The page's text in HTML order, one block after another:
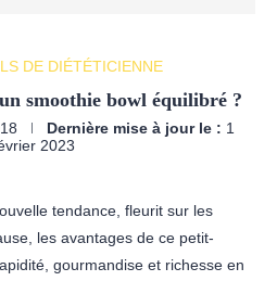
DE DIÉTÉTICIENNE
smoothie bowl équilibré ?
Dernière mise à jour le : 1
2023
tendance, fleurit sur les
les avantages de ce petit-
gourmandise et richesse en